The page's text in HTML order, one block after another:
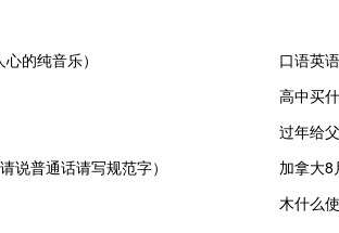
的纯音乐）
口语英
高中买
过年给
说普通话请写规范字）
加拿大
木什么